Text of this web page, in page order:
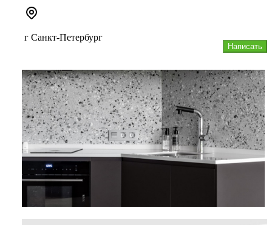
Написать
г Санкт-Петербург